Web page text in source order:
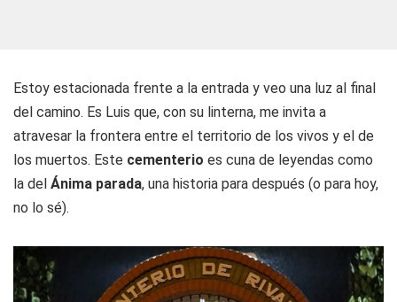
Estoy estacionada frente a la entrada y veo una luz al final
del camino. Es Luis que, con su linterna, me invita a
atravesar la frontera entre el territorio de los vivos y el de
los muertos. Este cementerio es cuna de leyendas como
la del Ánima parada, una historia para después (o para hoy,
no lo sé).